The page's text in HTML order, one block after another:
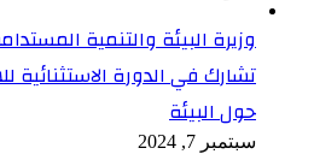
وزيرة البيئة والتنمية
تشارك في الدورة الاستثنائية
حول البيئة
سبتمبر 7, 2024